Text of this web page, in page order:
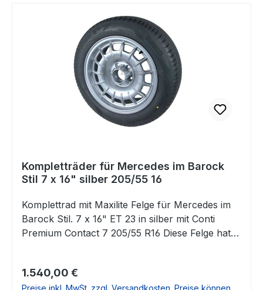
Mittenloch 66,6 mmLochkreis: 5x112 Die
originalen Mittenkappen passen und können
direkt eingesetzt werden. Diese Felgen passen
u.a. für folgende Fahrzeuge: Mercedes TYP 107
(außer 560SL)Mercedes TYP 108Mercedes TYP
109Mercedes TYP110Mercedes TYP111Mercedes
TYP 112Mercedes TYP 113Mercedes TYP
114Mercedes TYP 115Mercedes TYP
diese sehr gerne.
Kompletträder für Mercedes im Barock
Stil 7 x 16" silber 205/55 16
Komplettrad mit Maxilite Felge für Mercedes im
Barock Stil. 7 x 16" ET 23 in silber mit Conti
Premium Contact 7 205/55 R16 Diese Felge hat
und aus unserer Sicht natürlich ganz besonders
Regulärer Preis:
1.540,00 €